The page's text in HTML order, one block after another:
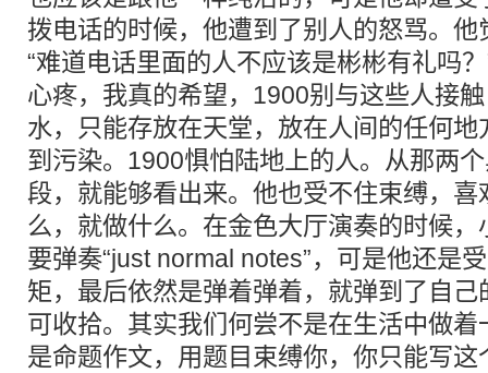
拨电话的时候，他遭到了别人的怒骂。
“难道电话里面的人不应该是彬彬有礼吗
心疼，我真的希望，1900别与这些人接
水，只能存放在天堂，放在人间的任何
到污染。1900惧怕陆地上的人。从那两
段，就能够看出来。他也受不住束缚，
么，就做什么。在金色大厅演奏的时候
要弹奏“just normal notes”，可是他还是
矩，最后依然是弹着弹着，就弹到了自
可收拾。其实我们何尝不是在生活中做
是命题作文，用题目束缚你，你只能写